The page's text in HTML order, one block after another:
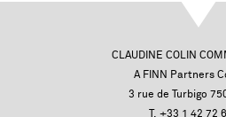
CLAUDINE COLIN
A FINN Partners
3 rue de Turbigo
T. +33 1 42 72